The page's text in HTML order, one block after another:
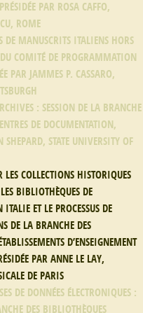
PAR ROSA CAFFO,
ROME
DE MANUSCRITS ITALIENS HORS
COMITÉ DE PROGRAMMATION
PAR JAMMES P. CASSARO,
: SESSION DE LA BRANCHE
DE DOCUMENTATION,
SHEPARD, STATE UNIVERSITY OF
LES COLLECTIONS HISTORIQUES
BIBLIOTHÈQUES DE
ET LE PROCESSUS DE
DE LA BRANCHE DES
D’ENSEIGNEMENT
PAR ANNE LE LAY,
DE PARIS
DE DONNÉES ÉLECTRONIQUES :
DES BIBLIOTHÈQUES